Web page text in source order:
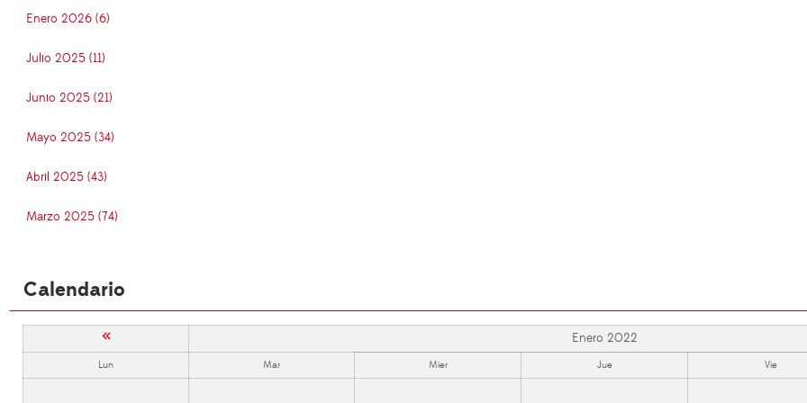
Enero 2026 (6)
Julio 2025 (11)
Junio 2025 (21)
Mayo 2025 (34)
Abril 2025 (43)
Marzo 2025 (74)
Calendario
« Enero 2022
Lun Mar Mier Jue Vie